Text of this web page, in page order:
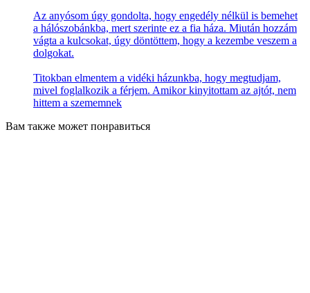
Az anyósom úgy gondolta, hogy engedély nélkül is bemehet
a hálószobánkba, mert szerinte ez a fia háza. Miután hozzám
vágta a kulcsokat, úgy döntöttem, hogy a kezembe veszem a
dolgokat.
Titokban elmentem a vidéki házunkba, hogy megtudjam,
mivel foglalkozik a férjem. Amikor kinyitottam az ajtót, nem
hittem a szememnek
Вам также может понравиться